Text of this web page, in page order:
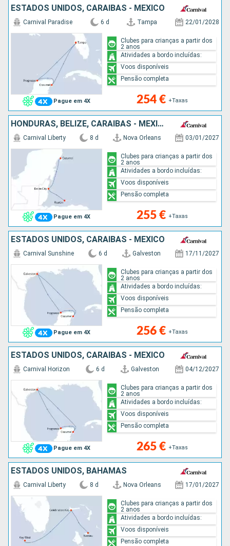
ESTADOS UNIDOS, CARAIBAS - MEXICO
Pague em 4X
Carnival Paradise 6 d Tampa 22/01/2028
254 € +Taxas
Clubes para crianças a partir dos
2 anos
Atividades a bordo incluídas:
Voos disponíveis
Pensão completa
HONDURAS, BELIZE, CARAIBAS - MEXICO, ESTADOS UNIDOS
Pague em 4X
Carnival Liberty 8 d Nova Orleans 03/01/2027
255 € +Taxas
Clubes para crianças a partir dos
2 anos
Atividades a bordo incluídas:
Voos disponíveis
Pensão completa
ESTADOS UNIDOS, CARAIBAS - MEXICO
Pague em 4X
Carnival Sunshine 6 d Galveston 17/11/2027
256 € +Taxas
Clubes para crianças a partir dos
2 anos
Atividades a bordo incluídas:
Voos disponíveis
Pensão completa
ESTADOS UNIDOS, CARAIBAS - MEXICO
Pague em 4X
Carnival Horizon 6 d Galveston 04/12/2027
265 € +Taxas
Clubes para crianças a partir dos
2 anos
Atividades a bordo incluídas:
Voos disponíveis
Pensão completa
ESTADOS UNIDOS, BAHAMAS
Carnival Liberty 8 d Nova Orleans 17/01/2027
Clubes para crianças a partir dos
2 anos
Atividades a bordo incluídas:
Voos disponíveis
Pensão completa